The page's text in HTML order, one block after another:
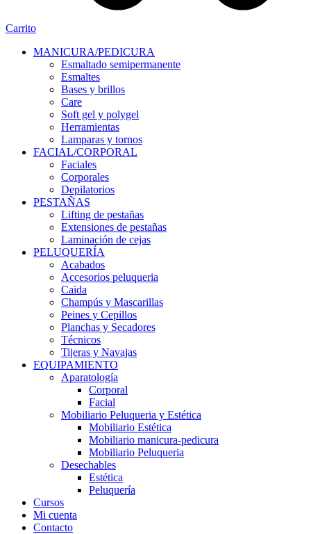
Carrito
MANICURA/PEDICURA
Esmaltado semipermanente
Esmaltes
Bases y brillos
Care
Soft gel y polygel
Herramientas
Lamparas y tornos
FACIAL/CORPORAL
Faciales
Corporales
Depilatorios
PESTAÑAS
Lifting de pestañas
Extensiones de pestañas
Laminación de cejas
PELUQUERÍA
Acabados
Accesorios peluqueria
Caida
Champús y Mascarillas
Peines y Cepillos
Planchas y Secadores
Técnicos
Tijeras y Navajas
EQUIPAMIENTO
Aparatología
Corporal
Facial
Mobiliario Peluqueria y Estética
Mobiliario Estética
Mobiliario manicura-pedicura
Mobiliario Peluqueria
Desechables
Estética
Peluquería
Cursos
Mi cuenta
Contacto